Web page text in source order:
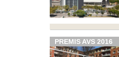
PREMIS AVS 2016